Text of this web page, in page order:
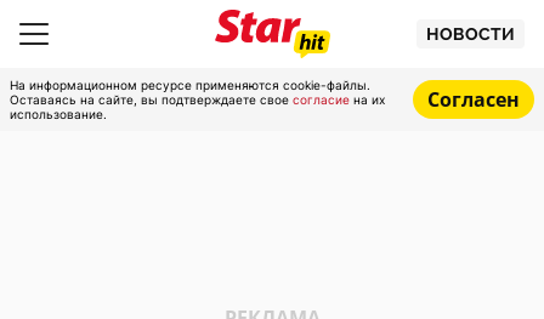
НОВОСТИ
На информационном ресурсе применяются cookie-файлы.
Оставаясь на сайте, вы подтверждаете свое согласие на их
использование.
Согласен